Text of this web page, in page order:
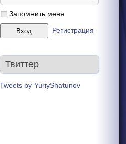
Запомнить меня
Регистрация
Твиттер
Tweets by YuriyShatunov